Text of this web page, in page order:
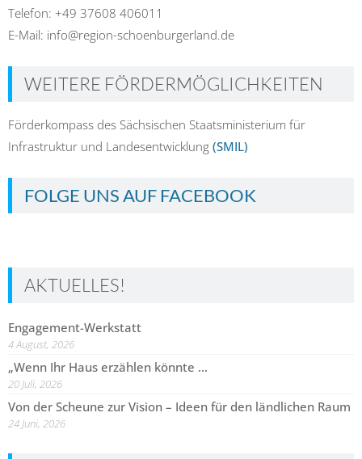
Telefon: +49 37608 406011
E-Mail: info@region-schoenburgerland.de
WEITERE FÖRDERMÖGLICHKEITEN
Förderkompass des Sächsischen Staatsministerium für
Infrastruktur und Landesentwicklung (SMIL)
FOLGE UNS AUF FACEBOOK
AKTUELLES!
Engagement-Werkstatt
4 August, 2026
„Wenn Ihr Haus erzählen könnte …
20 Juli, 2026
Von der Scheune zur Vision – Ideen für den ländlichen Raum
24 Juni, 2026